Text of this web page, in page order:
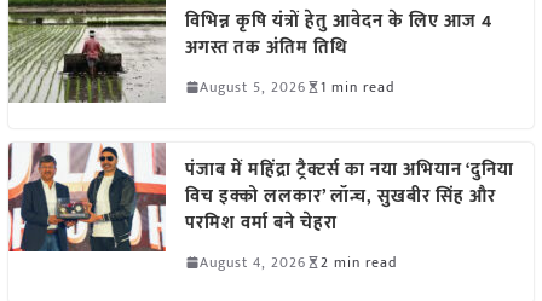
विभिन्न कृषि यंत्रों हेतु आवेदन के लिए आज 4
अगस्त तक अंतिम तिथि
August 5, 2026 1 min read
पंजाब में महिंद्रा ट्रैक्टर्स का नया अभियान ‘दुनिया
विच इक्को ललकार’ लॉन्च, सुखबीर सिंह और
परमिश वर्मा बने चेहरा
August 4, 2026 2 min read